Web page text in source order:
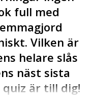
full med
Vilken är
helare slås
näst sista
är till dig!